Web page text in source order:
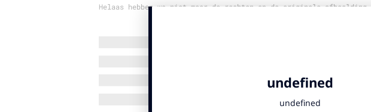
Helaas hebben we niet meer de rechten op de originele afbeelding